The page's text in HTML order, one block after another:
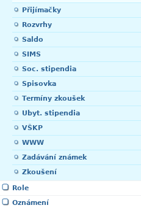
Přijímačky
Rozvrhy
Saldo
SIMS
Soc. stipendia
Spisovka
Termíny zkoušek
Ubyt. stipendia
VŠKP
WWW
Zadávání známek
Zkoušení
Role
Oznámení